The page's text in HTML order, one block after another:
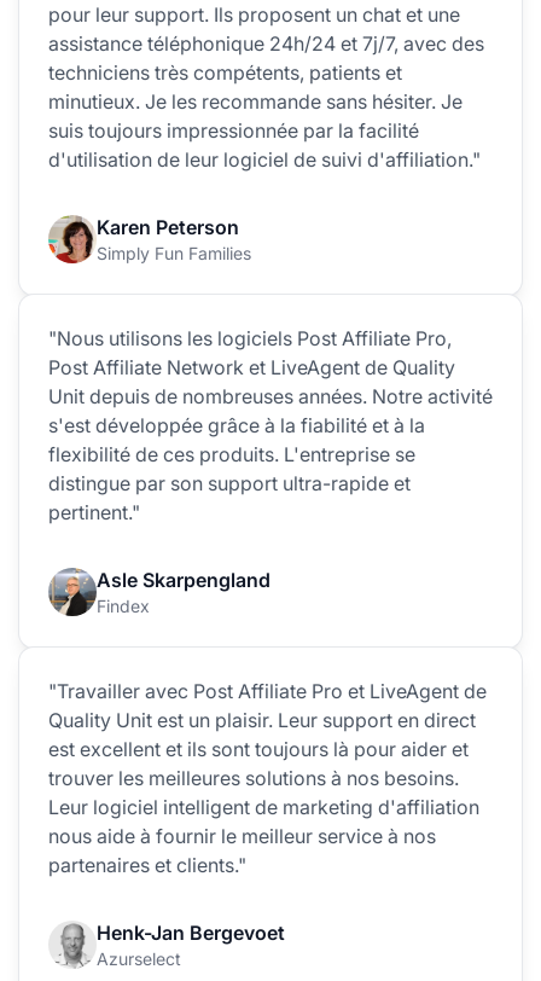
pour leur support. Ils proposent un chat et une
assistance téléphonique 24h/24 et 7j/7, avec des
techniciens très compétents, patients et
minutieux. Je les recommande sans hésiter. Je
suis toujours impressionnée par la facilité
d'utilisation de leur logiciel de suivi d'affiliation."
Karen Peterson
Simply Fun Families
"Nous utilisons les logiciels Post Affiliate Pro,
Post Affiliate Network et LiveAgent de Quality
Unit depuis de nombreuses années. Notre activité
s'est développée grâce à la fiabilité et à la
flexibilité de ces produits. L'entreprise se
distingue par son support ultra-rapide et
pertinent."
Asle Skarpengland
Findex
"Travailler avec Post Affiliate Pro et LiveAgent de
Quality Unit est un plaisir. Leur support en direct
est excellent et ils sont toujours là pour aider et
trouver les meilleures solutions à nos besoins.
Leur logiciel intelligent de marketing d'affiliation
nous aide à fournir le meilleur service à nos
partenaires et clients."
Henk-Jan Bergevoet
Azurselect